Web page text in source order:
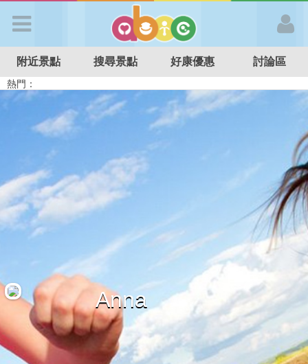
APP登入
首 頁
搜尋景點
好康優惠
最新留言
商家合作
附近景點 搜尋景點 好康優惠 討論區
熱門：
特色遊戲場
親子住房優惠 台北親子餐廳 溫泉泡湯SPA
Anna